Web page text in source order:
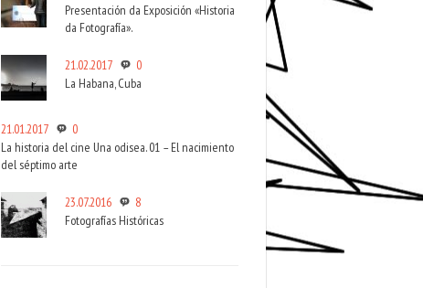
Presentación da Exposición «Historia
da Fotografía».
21.02.2017
0
La Habana, Cuba
21.01.2017
0
La historia del cine Una odisea. 01 – El nacimiento
del séptimo arte
23.07.2016
8
Fotografías Históricas